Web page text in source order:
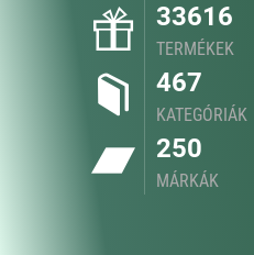
33616
TERMÉKEK
467
KATEGÓRIÁK
250
MÁRKÁK